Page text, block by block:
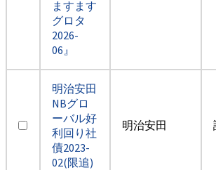
ますます
グロタ
2026-
06』
明治安田
NBグロ
ーバル好
利回り社
債2023-
02(限追)
明治安田